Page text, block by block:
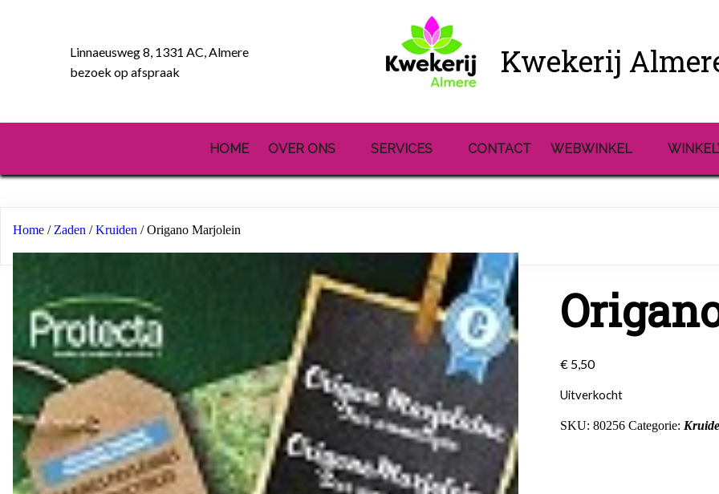
Linnaeusweg 8, 1331 AC, Almere
bezoek op afspraak
Kwekerij
HOME OVER ONS SERVICES CONTACT WEBWINKEL
Home /Zaden /Kruiden / Origano Marjolein
€ 5,50
Uitverkocht
SKU:80256 Categorie: